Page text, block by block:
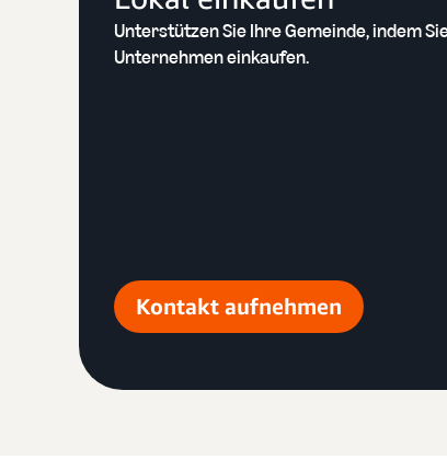
Unterstützen Sie Ihre Gemeinde, indem
Unternehmen einkaufen.
Kontakt aufnehmen